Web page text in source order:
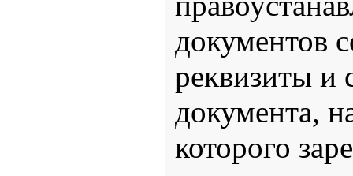
документов
реквизиты и
документа,
которого